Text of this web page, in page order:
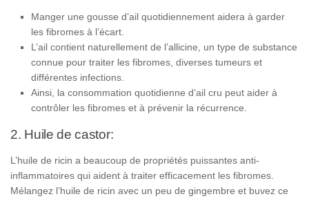
Manger une gousse d’ail quotidiennement aidera à garder
les fibromes à l’écart.
L’ail contient naturellement de l’allicine, un type de substance
connue pour traiter les fibromes, diverses tumeurs et
différentes infections.
Ainsi, la consommation quotidienne d’ail cru peut aider à
contrôler les fibromes et à prévenir la récurrence.
2. Huile de castor:
L’huile de ricin a beaucoup de propriétés puissantes anti-
inflammatoires qui aident à traiter efficacement les fibromes.
Mélangez l’huile de ricin avec un peu de gingembre et buvez ce